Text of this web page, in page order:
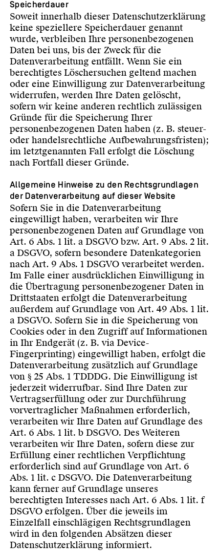
Speicherdauer
Soweit innerhalb dieser Datenschutzerklärung
keine speziellere Speicherdauer genannt
wurde, verbleiben Ihre personenbezogenen
Daten bei uns, bis der Zweck für die
Datenverarbeitung entfällt. Wenn Sie ein
berechtigtes Löschersuchen geltend machen
oder eine Einwilligung zur Datenverarbeitung
widerrufen, werden Ihre Daten gelöscht,
sofern wir keine anderen rechtlich zulässigen
Gründe für die Speicherung Ihrer
personenbezogenen Daten haben (z. B. steuer-
oder handelsrechtliche Aufbewahrungsfristen);
im letztgenannten Fall erfolgt die Löschung
nach Fortfall dieser Gründe.
Allgemeine Hinweise zu den Rechtsgrundlagen
der Datenverarbeitung auf dieser Website
Sofern Sie in die Datenverarbeitung
eingewilligt haben, verarbeiten wir Ihre
personenbezogenen Daten auf Grundlage von
Art. 6 Abs. 1 lit. a DSGVO bzw. Art. 9 Abs. 2 lit.
a DSGVO, sofern besondere Datenkategorien
nach Art. 9 Abs. 1 DSGVO verarbeitet werden.
Im Falle einer ausdrücklichen Einwilligung in
die Übertragung personenbezogener Daten in
Drittstaaten erfolgt die Datenverarbeitung
außerdem auf Grundlage von Art. 49 Abs. 1 lit.
a DSGVO. Sofern Sie in die Speicherung von
Cookies oder in den Zugriff auf Informationen
in Ihr Endgerät (z. B. via Device-
Fingerprinting) eingewilligt haben, erfolgt die
Datenverarbeitung zusätzlich auf Grundlage
von § 25 Abs. 1 TDDDG. Die Einwilligung ist
jederzeit widerrufbar. Sind Ihre Daten zur
Vertragserfüllung oder zur Durchführung
vorvertraglicher Maßnahmen erforderlich,
verarbeiten wir Ihre Daten auf Grundlage des
Art. 6 Abs. 1 lit. b DSGVO. Des Weiteren
verarbeiten wir Ihre Daten, sofern diese zur
Erfüllung einer rechtlichen Verpflichtung
erforderlich sind auf Grundlage von Art. 6
Abs. 1 lit. c DSGVO. Die Datenverarbeitung
kann ferner auf Grundlage unseres
berechtigten Interesses nach Art. 6 Abs. 1 lit. f
DSGVO erfolgen. Über die jeweils im
Einzelfall einschlägigen Rechtsgrundlagen
wird in den folgenden Absätzen dieser
Datenschutzerklärung informiert.